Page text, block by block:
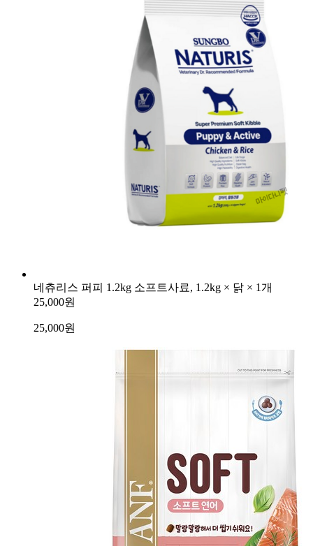
네츄리스 퍼피 1.2kg 소프트사료, 1.2kg × 닭 × 1개
25,000원
25,000원